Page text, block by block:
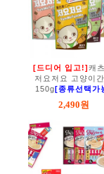
[드디어 입고!]캐
저요저요 고양이
150g[종류선택가
2,490원